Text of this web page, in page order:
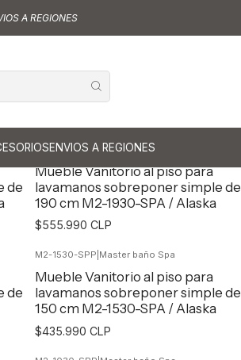
ENVIOS A REGIONES
A REGIONES
para lavamanos sobreponer al piso
al piso
de
M2-1930-SPP| Master baño Spa
Mueble Vanitorio al piso para
lavamanos sobreponer simple de
190 cm M2-1930-SPA / Alaska
$555.990 CLP
de
M2-1530-SPP Master baño Spa
Mueble Vanitorio al piso para
lavamanos sobreponer simple de
150 cm M2-1530-SPA / Alaska
$435.990 CLP